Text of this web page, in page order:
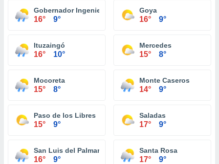
Gobernador Ingeniero Valentin Virasoro
16° 9°
Goya
16° 9°
Ituzaingó
16° 10°
Mercedes
15° 8°
Mocoreta
15° 8°
Monte Caseros
14° 9°
Paso de los Libres
15° 9°
Saladas
17° 9°
San Luis del Palmar
16° 9°
Santa Rosa
17° 9°